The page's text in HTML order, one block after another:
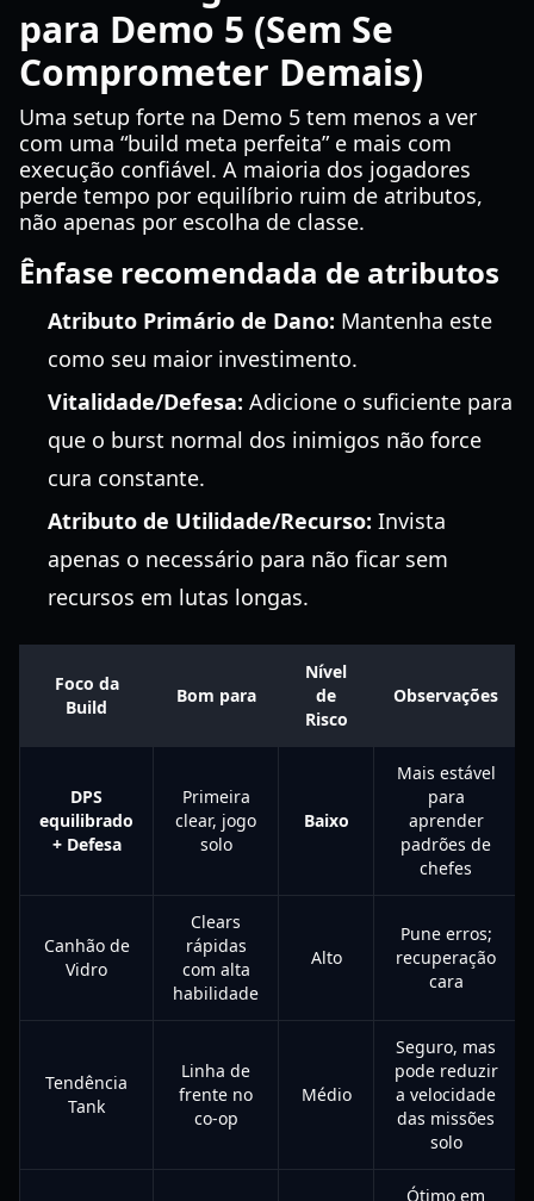
para Demo 5 (Sem Se
Comprometer Demais)
Uma setup forte na Demo 5 tem menos a ver
com uma “build meta perfeita” e mais com
execução confiável. A maioria dos jogadores
perde tempo por equilíbrio ruim de atributos,
não apenas por escolha de classe.
Ênfase recomendada de atributos
Atributo Primário de Dano: Mantenha este
como seu maior investimento.
Vitalidade/Defesa: Adicione o suficiente para
que o burst normal dos inimigos não force
cura constante.
Atributo de Utilidade/Recurso: Invista
apenas o necessário para não ficar sem
recursos em lutas longas.
Foco da
Build
Bom para
Nível
de
Risco
Observações
DPS
equilibrado
+ Defesa
Primeira
clear, jogo
solo
Baixo
Mais estável
para
aprender
padrões de
chefes
Canhão de
Vidro
Clears
rápidas
com alta
habilidade
Alto
Pune erros;
recuperação
cara
Tendência
Tank
Linha de
frente no
co-op
Médio
Seguro, mas
pode reduzir
a velocidade
das missões
solo
Ótimo em